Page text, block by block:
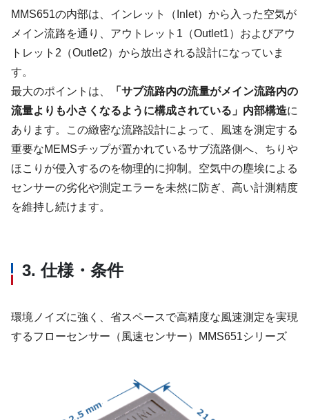
MMS651の内部は、インレット（Inlet）から入った空気が
メイン流路を通り、アウトレット1（Outlet1）およびアウ
トレット2（Outlet2）から放出される設計になっていま
す。
最大のポイントは、
「サブ流路内の流量がメイン流路内の
流量よりも小さくなるように構成されている」内部構造に
あります。この緻密な流路設計によって、風速を測定する
重要なMEMSチップが置かれているサブ流路側へ、ちりや
ほこりが侵入するのを物理的に抑制。空気中の塵埃による
センサーの劣化や測定エラーを未然に防ぎ、高い計測精度
を維持し続けます。
3. 仕様・条件
環境ノイズに強く、省スペースで高精度な風速測定を実現
するフローセンサー（風速センサー）MMS651シリーズ